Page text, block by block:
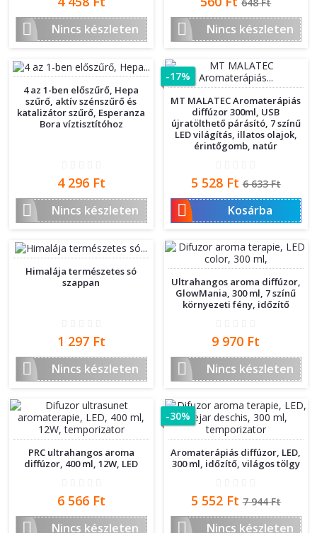
 Nincs készleten
ár
 Nincs készleten
4 az 1-ben előszűrő, Hepa
szűrő, aktív szénszűrő és
katalizátor szűrő, Esperanza
Bora víztisztítóhoz
Ár
4 296 Ft
 Nincs készleten
MT MALATEC Aromaterápiás
diffúzor 300ml, USB
újratölthető párásító, 7 színű
LED világítás, illatos olajok,
érintőgomb, natúr
Ár
5 528 Ft Normál
ár
6 633 Ft
 Kosárba
-17%
Himalája természetes só
szappan
Ár
1 297 Ft
 Nincs készleten
Ultrahangos aroma diffúzor,
GlowMania, 300 ml, 7 színű
környezeti fény, időzítő
Ár
9 970 Ft
 Nincs készleten
PRC ultrahangos aroma
diffúzor, 400 ml, 12W, LED
Ár
6 566 Ft
 Nincs készleten
Aromaterápiás diffúzor, LED,
300 ml, időzítő, világos tölgy
Ár
5 552 Ft Normál
ár
7 944 Ft
 Nincs készleten
-30%